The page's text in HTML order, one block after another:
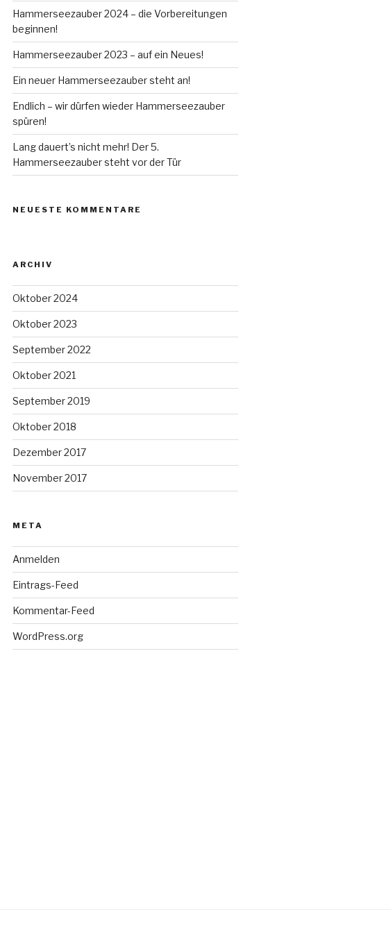
Hammerseezauber 2024 – die Vorbereitungen
beginnen!
Hammerseezauber 2023 – auf ein Neues!
Ein neuer Hammerseezauber steht an!
Endlich – wir dürfen wieder Hammerseezauber
spüren!
Lang dauert’s nicht mehr! Der 5.
Hammerseezauber steht vor der Tür
NEUESTE KOMMENTARE
ARCHIV
Oktober 2024
Oktober 2023
September 2022
Oktober 2021
September 2019
Oktober 2018
Dezember 2017
November 2017
META
Anmelden
Eintrags-Feed
Kommentar-Feed
WordPress.org